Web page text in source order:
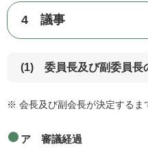
4 議事
(1) 委員長及び副委員長
※ 会長及び副会長が決定するま
ア 審議経過